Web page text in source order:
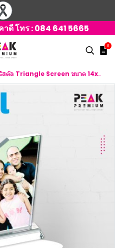
ดี โทร :084 641 5665
0
ตัล Triangle Screen ขนาด 14x20x4 ซม.